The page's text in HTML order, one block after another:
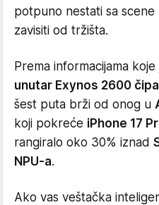
potpuno nestati sa
zavisiti od tržišta.
Prema informacijama
unutar Exynos 2600 čipa
šest puta brži od onog u
koji pokreće iPhone 17
rangiralo oko 30% iznad
NPU-a.
Ako vas veštačka